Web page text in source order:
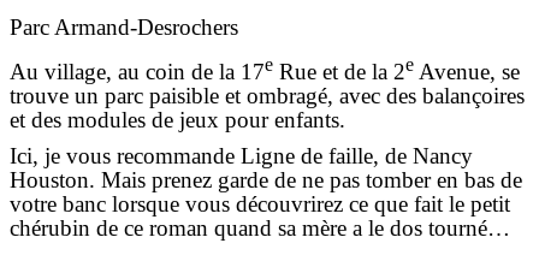
Parc Armand-Desrochers
Au village, au coin de la 17e Rue et de la 2e Avenue, se
trouve un parc paisible et ombragé, avec des balançoires
et des modules de jeux pour enfants.
Ici, je vous recommande Ligne de faille, de Nancy
Houston. Mais prenez garde de ne pas tomber en bas de
votre banc lorsque vous découvrirez ce que fait le petit
chérubin de ce roman quand sa mère a le dos tourné…